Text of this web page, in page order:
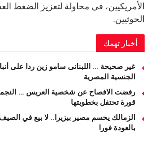
الأمريكيين، في محاولة لتعزيز الضغط
الحوثيين.
أخبار تهمك
غير صحيحة … اللبنانى سامو زين ردا على
الجنسية المصرية
رفضت الافصاح عن شخصية العريس …
قورة تحتفل بخطوبتها
الزمالك يحسم مصير بيزيرا.. لا بيع في
بالعودة فورا